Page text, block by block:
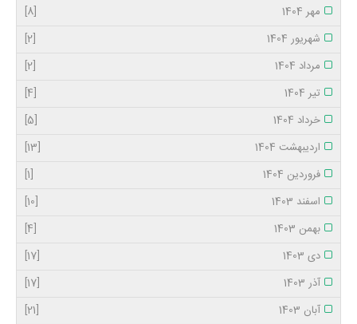
مهر 1404
[8]
شهریور 1404
[2]
مرداد 1404
[2]
تیر 1404
[4]
خرداد 1404
[5]
اردیبهشت 1404
[13]
فروردین 1404
[1]
اسفند 1403
[10]
بهمن 1403
[4]
دی 1403
[17]
آذر 1403
[17]
آبان 1403
[21]